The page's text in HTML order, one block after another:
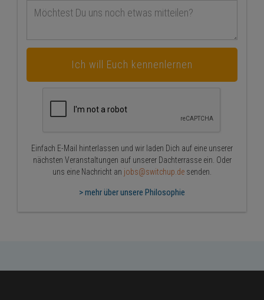
Einfach E-Mail hinterlassen und wir laden Dich auf eine unserer
nächsten Veranstaltungen auf unserer Dachterrasse ein. Oder
uns eine Nachricht an jobs@switchup.de senden.
> mehr über unsere Philosophie